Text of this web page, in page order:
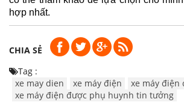
hợp nhất.
CHIA SẺ
Tag :
xe may dien
xe máy điện
xe máy điện
xe máy điện được phụ huynh tin tưởng